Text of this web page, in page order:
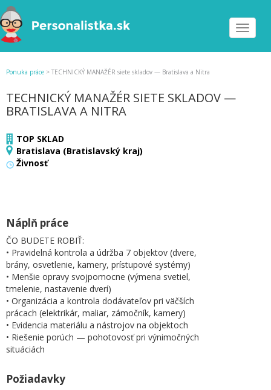
Toggle
Ponuka práce > TECHNICKÝ MANAŽÉR siete skladov — Bratislava a Nitra
TECHNICKÝ MANAŽÉR SIETE SKLADOV —
BRATISLAVA A NITRA
TOP SKLAD
Bratislava (Bratislavský kraj)
Živnosť
Náplň práce
ČO BUDETE ROBIŤ:
• Pravidelná kontrola a údržba 7 objektov (dvere,
brány, osvetlenie, kamery, prístupové systémy)
• Menšie opravy svojpomocne (výmena svetiel,
tmelenie, nastavenie dverí)
• Organizácia a kontrola dodávateľov pri väčších
prácach (elektrikár, maliar, zámočník, kamery)
• Evidencia materiálu a nástrojov na objektoch
• Riešenie porúch — pohotovosť pri výnimočných
situáciách
Požiadavky